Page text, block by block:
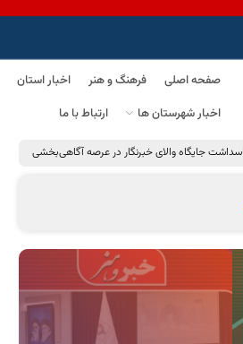
صفحه اصلی فرهنگ و هنر اخبار استان
اخبار شهرستان ها
ارتباط با ما